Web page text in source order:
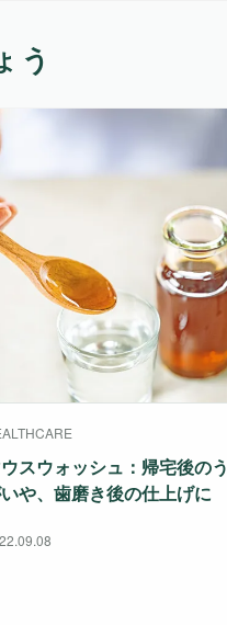
う
スウォッシュ：帰宅後のう
や、歯磨き後の仕上げに